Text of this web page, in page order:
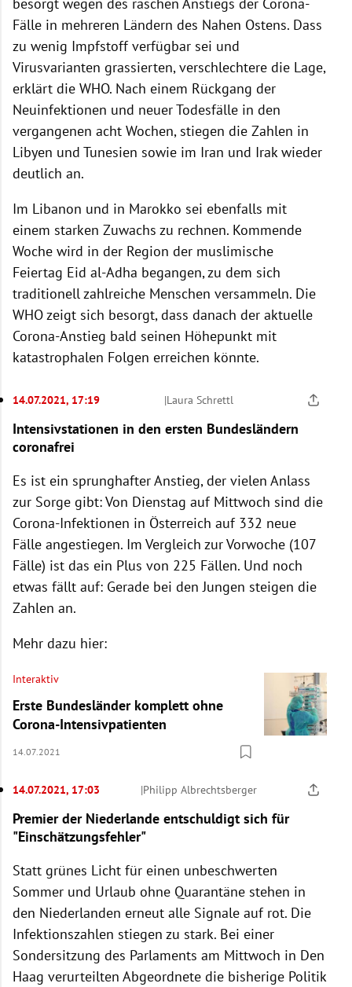
besorgt wegen des raschen Anstiegs der Corona-
Fälle in mehreren Ländern des Nahen Ostens. Dass
zu wenig Impfstoff verfügbar sei und
Virusvarianten grassierten, verschlechtere die Lage,
erklärt die WHO. Nach einem Rückgang der
Neuinfektionen und neuer Todesfälle in den
vergangenen acht Wochen, stiegen die Zahlen in
Libyen und Tunesien sowie im Iran und Irak wieder
deutlich an.
Im Libanon und in Marokko sei ebenfalls mit
einem starken Zuwachs zu rechnen. Kommende
Woche wird in der Region der muslimische
Feiertag Eid al-Adha begangen, zu dem sich
traditionell zahlreiche Menschen versammeln. Die
WHO zeigt sich besorgt, dass danach der aktuelle
Corona-Anstieg bald seinen Höhepunkt mit
katastrophalen Folgen erreichen könnte.
14.07.2021, 17:19 |Laura Schrettl
Intensivstationen in den ersten Bundesländern
coronafrei
Es ist ein sprunghafter Anstieg, der vielen Anlass
zur Sorge gibt: Von Dienstag auf Mittwoch sind die
Corona-Infektionen in Österreich auf 332 neue
Fälle angestiegen. Im Vergleich zur Vorwoche (107
Fälle) ist das ein Plus von 225 Fällen. Und noch
etwas fällt auf: Gerade bei den Jungen steigen die
Zahlen an.
Mehr dazu hier:
Interaktiv
Erste Bundesländer komplett ohne
Corona-Intensivpatienten
14.07.2021
14.07.2021, 17:03 |Philipp Albrechtsberger
Premier der Niederlande entschuldigt sich für
"Einschätzungsfehler"
Statt grünes Licht für einen unbeschwerten
Sommer und Urlaub ohne Quarantäne stehen in
den Niederlanden erneut alle Signale auf rot. Die
Infektionszahlen stiegen zu stark. Bei einer
Sondersitzung des Parlaments am Mittwoch in Den
Haag verurteilten Abgeordnete die bisherige Politik